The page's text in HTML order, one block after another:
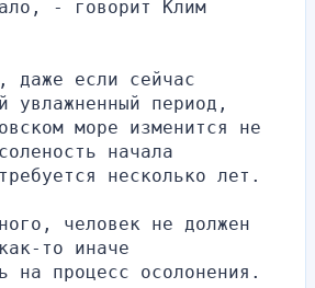
- говорит Клим
даже если сейчас
увлажненный период,
море изменится не
начала
несколько лет.
человек не должен
то иначе
на процесс осолонения.